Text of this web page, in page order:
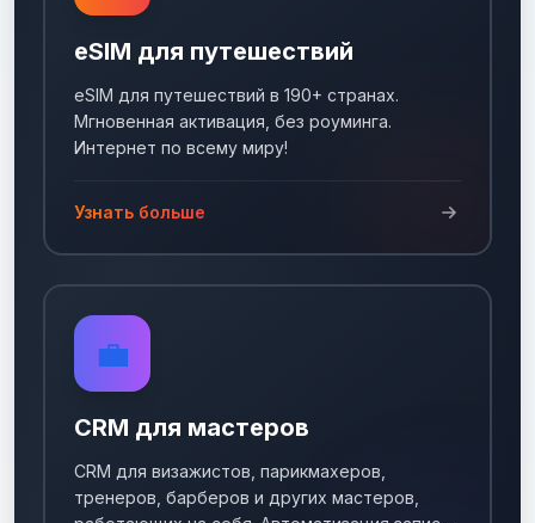
eSIM для путешествий
eSIM для путешествий в 190+ странах.
Мгновенная активация, без роуминга.
Интернет по всему миру!
Узнать больше
💼
CRM для мастеров
CRM для визажистов, парикмахеров,
тренеров, барберов и других мастеров,